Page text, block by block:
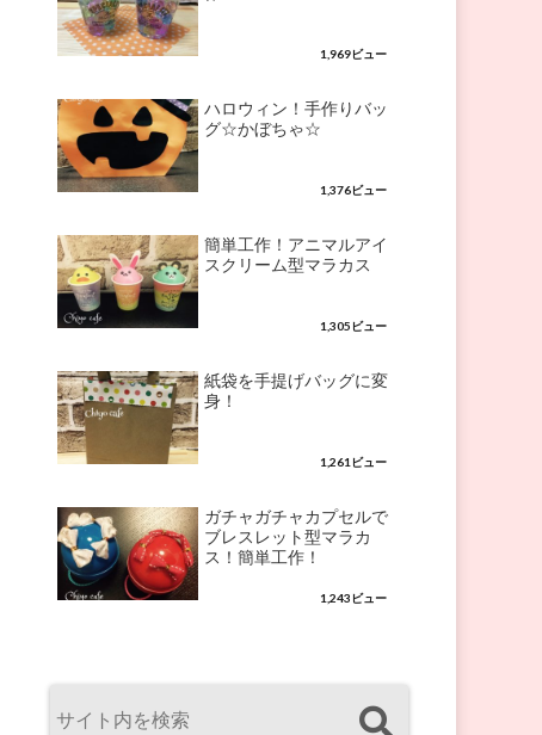
1,969ビュー
ハロウィン！手作りバッ
グ☆かぼちゃ☆
1,376ビュー
簡単工作！アニマルアイ
スクリーム型マラカス
1,305ビュー
紙袋を手提げバッグに変
身！
1,261ビュー
ガチャガチャカプセルで
ブレスレット型マラカ
ス！簡単工作！
1,243ビュー